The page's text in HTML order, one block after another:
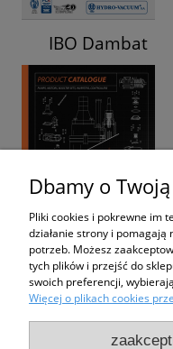
IBO Dambat
Dbamy o
Pliki cookies i pokrewne im
działanie strony i
potrzeb. Możesz
tych plików i przejść do
swoich preferencji,
Więcej o plikach cookies